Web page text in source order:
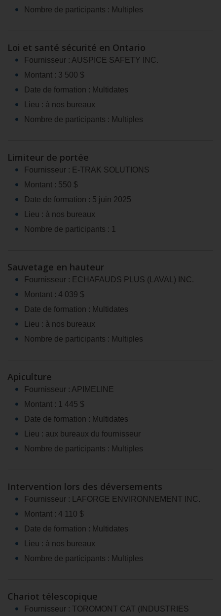
Nombre de participants : Multiples
Loi et santé sécurité en Ontario
Fournisseur : AUSPICE SAFETY INC.
Montant : 3 500 $
Date de formation : Multidates
Lieu : à nos bureaux
Nombre de participants : Multiples
Limiteur de portée
Fournisseur : E-TRAK SOLUTIONS
Montant : 550 $
Date de formation : 5 juin 2025
Lieu : à nos bureaux
Nombre de participants : 1
Sauvetage en hauteur
Fournisseur : ECHAFAUDS PLUS (LAVAL) INC.
Montant : 4 039 $
Date de formation : Multidates
Lieu : à nos bureaux
Nombre de participants : Multiples
Apiculture
Fournisseur : APIMELINE
Montant : 1 445 $
Date de formation : Multidates
Lieu : aux bureaux du fournisseur
Nombre de participants : Multiples
Intervention lors des déversements
Fournisseur : LAFORGE ENVIRONNEMENT INC.
Montant : 4 110 $
Date de formation : Multidates
Lieu : à nos bureaux
Nombre de participants : Multiples
Chariot télescopique
Fournisseur : TOROMONT CAT (INDUSTRIES